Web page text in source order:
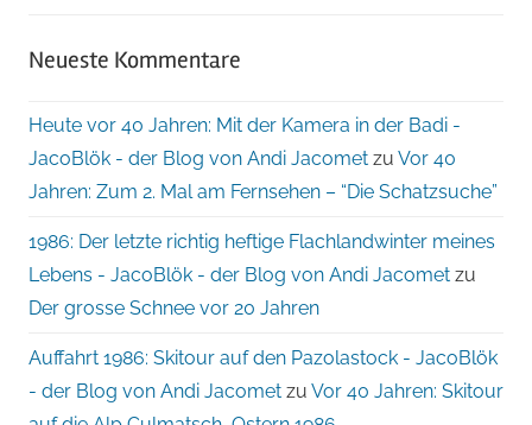
Neueste Kommentare
Heute vor 40 Jahren: Mit der Kamera in der Badi -
JacoBlök - der Blog von Andi Jacomet zu Vor 40
Jahren: Zum 2. Mal am Fernsehen – “Die Schatzsuche”
1986: Der letzte richtig heftige Flachlandwinter meines
Lebens - JacoBlök - der Blog von Andi Jacomet zu
Der grosse Schnee vor 20 Jahren
Auffahrt 1986: Skitour auf den Pazolastock - JacoBlök
- der Blog von Andi Jacomet zu Vor 40 Jahren: Skitour